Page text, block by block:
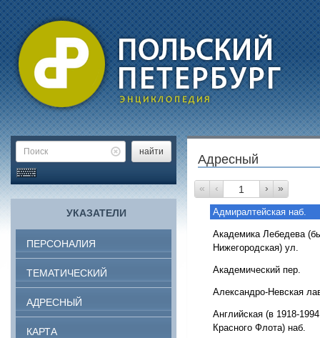
найти
УКАЗАТЕЛИ
ПЕРСОНАЛИЯ
ТЕМАТИЧЕСКИЙ
АДРЕСНЫЙ
КАРТА
Адресный
« ‹ › »
Адмиралтейская наб.
Академика Лебедева
Нижегородская) ул.
Академический пер.
Александро-Невская
Английская (в 1918-
Красного Флота) наб.